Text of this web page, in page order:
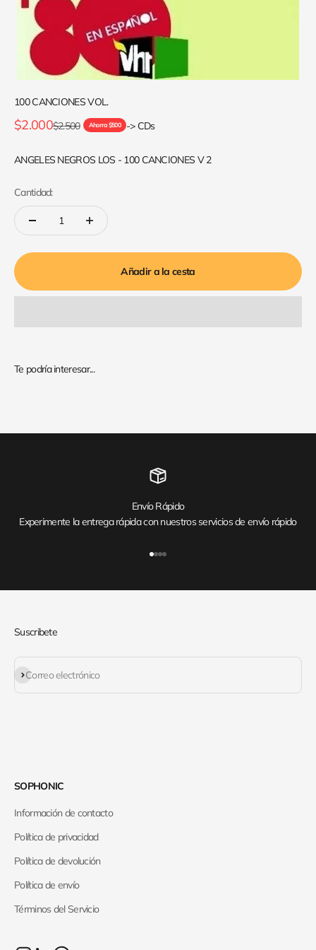
100 CANCIONES VOL.
Precio de oferta
$2.000Precio normal
$2.500 Ahorra $500 -> CDs
ANGELES NEGROS LOS - 100 CANCIONES V 2
Cantidad:
Añadir a la cesta
Envío Rápido
Experimente la entrega rápida con nuestros servicios de envío rápido
Suscribete
Correo electrónico
Suscribirse
SOPHONIC
Información de contacto
Política de privacidad
Política de devolución
Política de envío
Términos del Servicio